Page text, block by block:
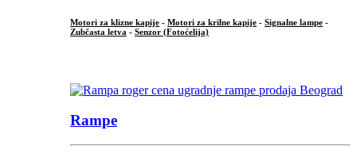
Motori za klizne kapije - Motori za krilne kapije - Signalne lampe -
Zubčasta letva - Senzor (Fotoćelija)
Rampe